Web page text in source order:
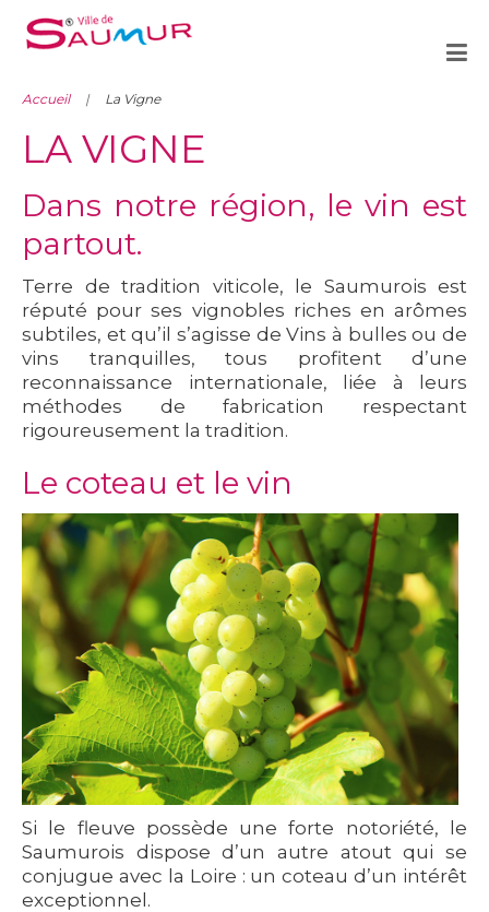
Accueil La Vigne
LA VIGNE
Dans notre région, le vin est
partout.
Terre de tradition viticole, le Saumurois est
réputé pour ses vignobles riches en arômes
subtiles, et qu’il s’agisse de Vins à bulles ou de
vins tranquilles, tous profitent d’une
reconnaissance internationale, liée à leurs
méthodes de fabrication respectant
rigoureusement la tradition.
Le coteau et le vin
Si le fleuve possède une forte notoriété, le
Saumurois dispose d’un autre atout qui se
conjugue avec la Loire : un coteau d’un intérêt
exceptionnel.